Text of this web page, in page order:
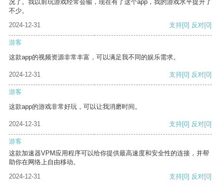
况了。我以前玩游戏经常会输，现在有了这个app，我的游戏水平提升了
不少。
2024-12-31
支持[0] 反对[0]
游客
这款app的视频资源非常丰富，可以满足我不同的娱乐需求。
2024-12-31 支持[0] 反对[0]
游客
这款app的游戏非常好玩，可以让我消磨时间。
2024-12-31 支持[0] 反对[0]
游客
这款加速器VPM应用程序可以给你提供最高速度和安全性的连接，并帮
助你在网络上自由移动。
2024-12-31
支持[0] 反对[0]